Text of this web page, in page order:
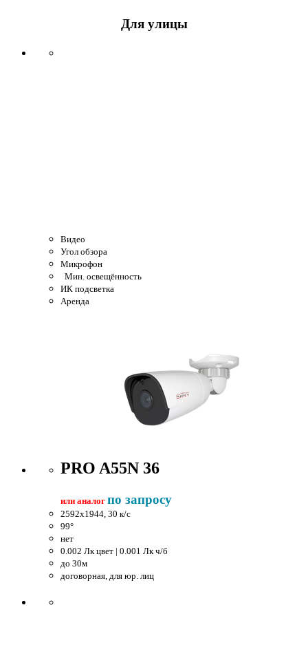
Для улицы
Видео
Угол обзора
Микрофон
Мин. освещённость
ИК подсветка
Аренда
PRO A55N 36
или аналог по запросу
2592x1944, 30 к/c
99°
нет
0.002 Лк цвет | 0.001 Лк ч/б
до 30м
договорная, для юр. лиц